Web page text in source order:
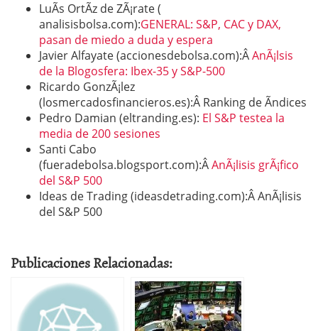
LuÃ­s OrtÃ­z de ZÃ¡rate (
analisisbolsa.com):GENERAL: S&P, CAC y DAX,
pasan de miedo a duda y espera
Javier Alfayate (accionesdebolsa.com):ÂAnÃ¡lsis
de la Blogosfera: Ibex-35 y S&P-500
Ricardo GonzÃ¡lez
(losmercadosfinancieros.es):Â Ranking de Ã­ndices
Pedro Damian (eltranding.es): El S&P testea la
media de 200 sesiones
Santi Cabo
(fueradebolsa.blogsport.com):ÂAnÃ¡lisis grÃ¡fico
del S&P 500
Ideas de Trading (ideasdetrading.com):Â AnÃ¡lisis
del S&P 500
Publicaciones Relacionadas: